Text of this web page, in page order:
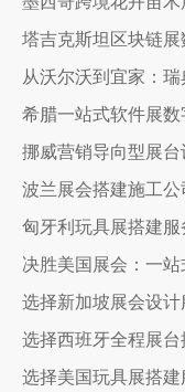
选择新加坡展会设
选择西班牙全程展
选择美国玩具展搭